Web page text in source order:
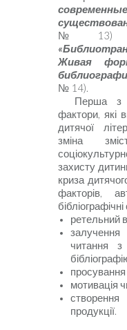
№ 13) та
Живая
№ 14).
Перша з
фактори, які
дитячої
зміна
захисту
криза
факторів,
бібліографічні
ретельний
читання з
просування
мотивація
створення
продукції.